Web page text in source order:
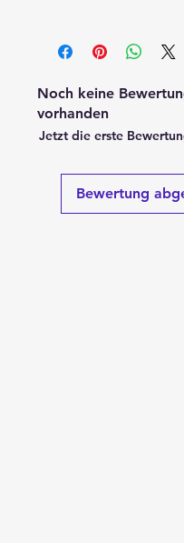
Noch keine
vorhanden
Jetzt die erste
Bewertung